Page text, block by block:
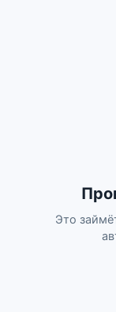
Это